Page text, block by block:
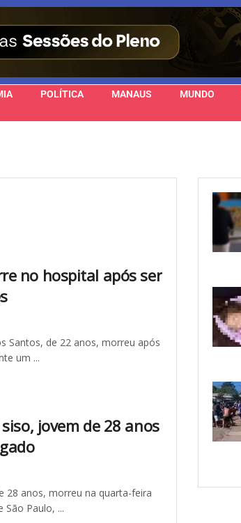
POLÍTICA MANAUS MUNDO
no hospital após ser
Santos, de 22 anos, morreu após
um ...
jovem de 28 anos
28 anos, morreu na quarta-feira
São Paulo, ...